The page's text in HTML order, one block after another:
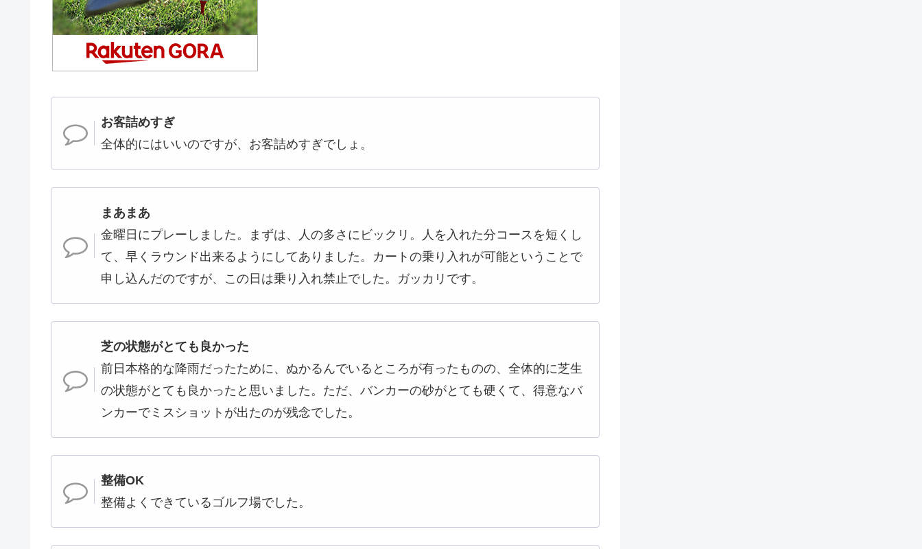
お客詰めすぎ
全体的にはいいのですが、お客詰めすぎでしょ。
まあまあ
金曜日にプレーしました。まずは、人の多さにビックリ。人を入れた分コースを短くし
て、早くラウンド出来るようにしてありました。カートの乗り入れが可能ということで
申し込んだのですが、この日は乗り入れ禁止でした。ガッカリです。
芝の状態がとても良かった
前日本格的な降雨だったために、ぬかるんでいるところが有ったものの、全体的に芝生
の状態がとても良かったと思いました。ただ、バンカーの砂がとても硬くて、得意なバ
ンカーでミスショットが出たのが残念でした。
整備OK
整備よくできているゴルフ場でした。